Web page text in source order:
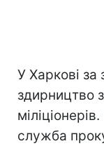
У Харкові за
здирництво
служба